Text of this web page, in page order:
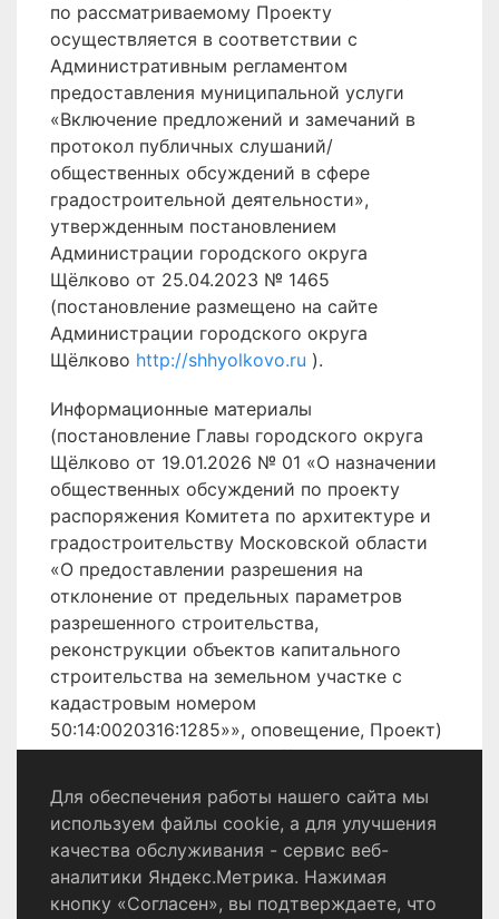
по рассматриваемому Проекту
осуществляется в соответствии с
Административным регламентом
предоставления муниципальной услуги
«Включение предложений и замечаний в
протокол публичных слушаний/
общественных обсуждений в сфере
градостроительной деятельности»,
утвержденным постановлением
Администрации городского округа
Щёлково от 25.04.2023 № 1465
(постановление размещено на сайте
Администрации городского округа
Щёлково http://shhyolkovo.ru ).
Информационные материалы
(постановление Главы городского округа
Щёлково от 19.01.2026 № 01 «О назначении
общественных обсуждений по проекту
распоряжения Комитета по архитектуре и
градостроительству Московской области
«О предоставлении разрешения на
отклонение от предельных параметров
разрешенного строительства,
реконструкции объектов капитального
строительства на земельном участке с
кадастровым номером
50:14:0020316:1285»», оповещение, Проект)
размещены на сайтеhttp://shhyolkovo.ru.
Политика конфиденциальности
Согласие на обработку персональных данных
Для обеспечения работы нашего сайта мы
используем файлы cookie, а для улучшения
качества обслуживания - сервис веб-
аналитики Яндекс.Метрика. Нажимая
кнопку «Согласен», вы подтверждаете, что